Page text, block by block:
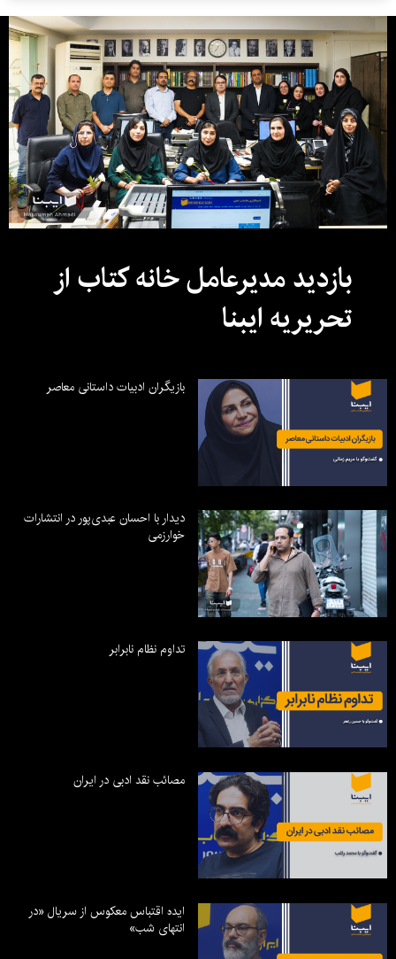
بازدید مدیرعامل خانه کتاب از
تحریریه ایبنا
بازیگران ادبیات داستانی معاصر
دیدار با احسان عبدی‌پور در انتشارات
خوارزمی
تداوم نظام نابرابر
مصائب نقد ادبی در ایران
ایده اقتباس معکوس از سریال «در
انتهای شب»